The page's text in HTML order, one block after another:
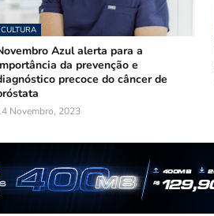
CULTURA
Azul alerta para a
da prevenção e
precoce do câncer de
Novembro, 2023